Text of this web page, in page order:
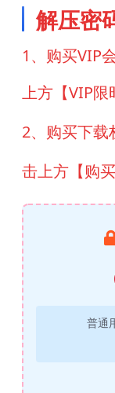
解压密
1、购买VIP
上方【VIP限
2、购买下载
击上方【购
普通